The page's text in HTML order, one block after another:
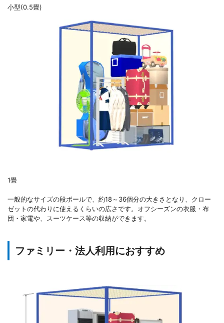
小型(0.5畳)
1畳
一般的なサイズの段ボールで、約18～36個分の大きさとなり、クロー
ゼットの代わりに使えるくらいの広さです。オフシーズンの衣服・布
団・家電や、スーツケース等の収納ができます。
ファミリー・法人利用におすすめ